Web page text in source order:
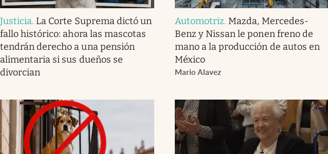
Justicia. La Corte Suprema dictó un
fallo histórico: ahora las mascotas
tendrán derecho a una pensión
alimentaria si sus dueños se
divorcian
Automotriz. Mazda, Mercedes-
Benz y Nissan le ponen freno de
mano a la producción de autos en
México
Mario Alavez